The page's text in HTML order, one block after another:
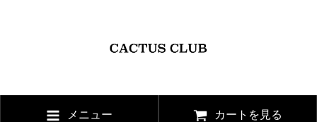
メニュー カートを見る